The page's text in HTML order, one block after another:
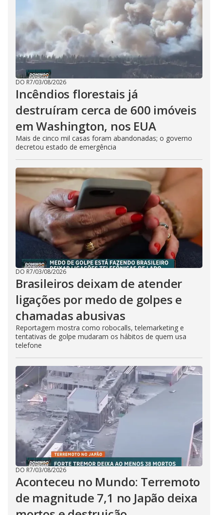
DO R7/03/08/2026
Incêndios florestais já
destruíram cerca de 600 imóveis
em Washington, nos EUA
Mais de cinco mil casas foram abandonadas; o governo
decretou estado de emergência
DO R7/03/08/2026
Brasileiros deixam de atender
ligações por medo de golpes e
chamadas abusivas
Reportagem mostra como robocalls, telemarketing e
tentativas de golpe mudaram os hábitos de quem usa
telefone
DO R7/03/08/2026
Aconteceu no Mundo: Terremoto
de magnitude 7,1 no Japão deixa